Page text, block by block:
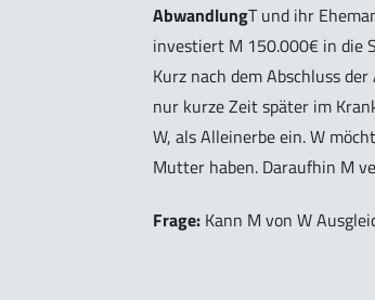
AbwandlungT und ihr
investiert M 150.000€ in die
Kurz nach dem Abschluss
nur kurze Zeit später im
W, als Alleinerbe ein. W
Mutter haben. Daraufhin M
Frage: Kann M von W